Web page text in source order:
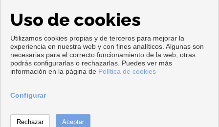
Copyright © 2026. Todos los derechos reservados.
Aviso legal |Política de privacidad |Política de Cookies
Uso de cookies
Utilizamos cookies propias y de terceros para mejorar la
experiencia en nuestra web y con fines analíticos. Algunas son
necesarias para el correcto funcionamiento de la web, otras
podrás configurarlas o rechazarlas. Puedes ver más
información en la página de Política de cookies
Configurar